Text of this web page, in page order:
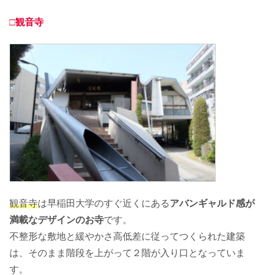
□観音寺
観音寺は早稲田大学のすぐ近くにあるアバンギャルド感が
満載なデザインのお寺です。
不整形な敷地と緩やかさ高低差に従ってつくられた建築
は、そのまま階段を上がって２階が入り口となっていま
す。